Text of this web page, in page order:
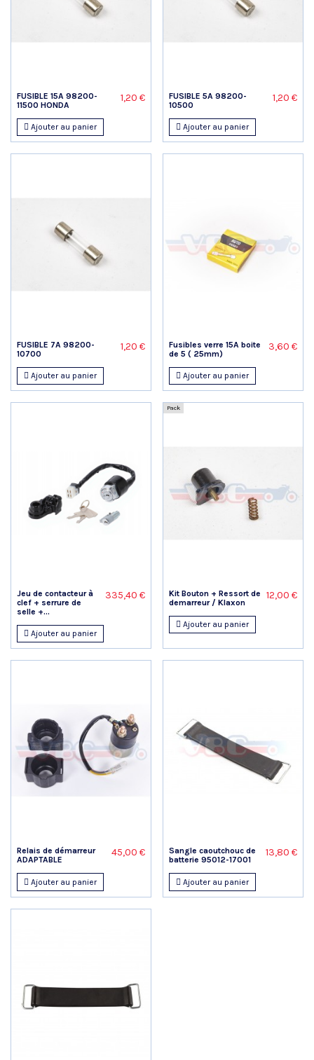
FUSIBLE 15A 98200-
11500 HONDA
1,20 €
Ajouter au panier
FUSIBLE 5A 98200-
10500
1,20 €
Ajouter au panier
FUSIBLE 7A 98200-
10700
1,20 €
Ajouter au panier
Fusibles verre 15A boite
de 5 ( 25mm)
3,60 €
Ajouter au panier
Jeu de contacteur à
clef + serrure de
selle +...
335,40 €
Ajouter au panier
Pack
Kit Bouton + Ressort de
demarreur / Klaxon
12,00 €
Ajouter au panier
Relais de démarreur
ADAPTABLE
45,00 €
Ajouter au panier
Sangle caoutchouc de
batterie 95012-17001
13,80 €
Ajouter au panier